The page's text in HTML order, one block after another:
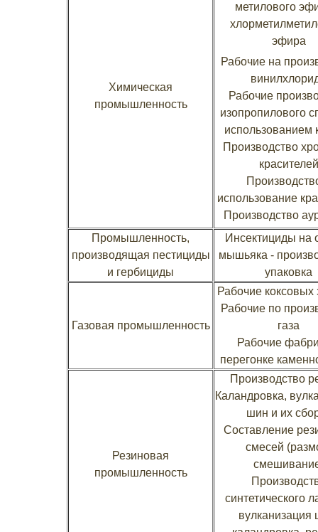
Химическая
промышленность
метилового
эфира
Рабочие на
Рабочие
изопропилового
использованием
Производство
красителей
использование
Производство
Промышленность,
производящая пестициды
и гербициды
Инсектициды на
мышьяка -
упаковка
Газовая промышленность
Рабочие коксовых
Рабочие по
газа
Рабочие
перегонке
Резиновая
промышленность
Производство
Каландровка,
шин и их
Составление
смесей
синтетического
вулканизация